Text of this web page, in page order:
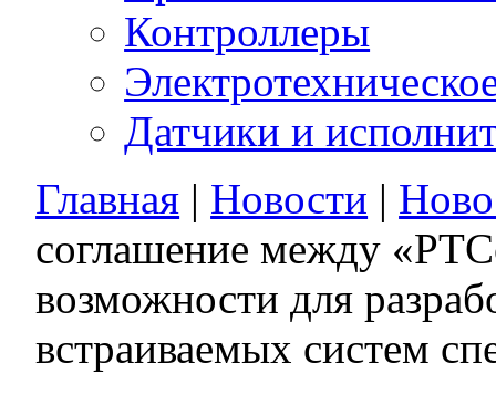
Контроллеры
Датчики и
Главная | Новости |
соглашение между
возможности для
встраиваемых систем